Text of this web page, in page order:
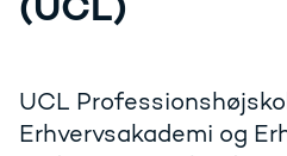
UCL
Erhvervsakademi og